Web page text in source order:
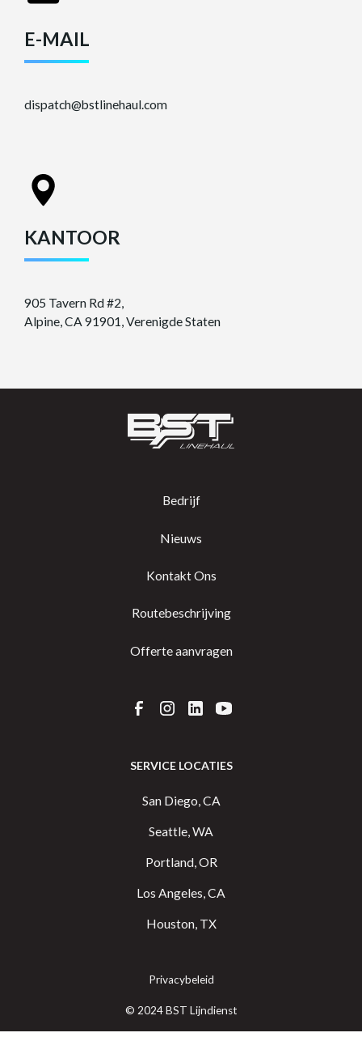
E-MAIL
dispatch@bstlinehaul.com
KANTOOR
905 Tavern Rd #2,
Alpine, CA 91901, Verenigde Staten
Bedrijf
Nieuws
Kontakt Ons
Routebeschrijving
Offerte aanvragen
SERVICE LOCATIES
San Diego, CA
Seattle, WA
Portland, OR
Los Angeles, CA
Houston, TX
© 2024 BST Lijndienst
Privacybeleid